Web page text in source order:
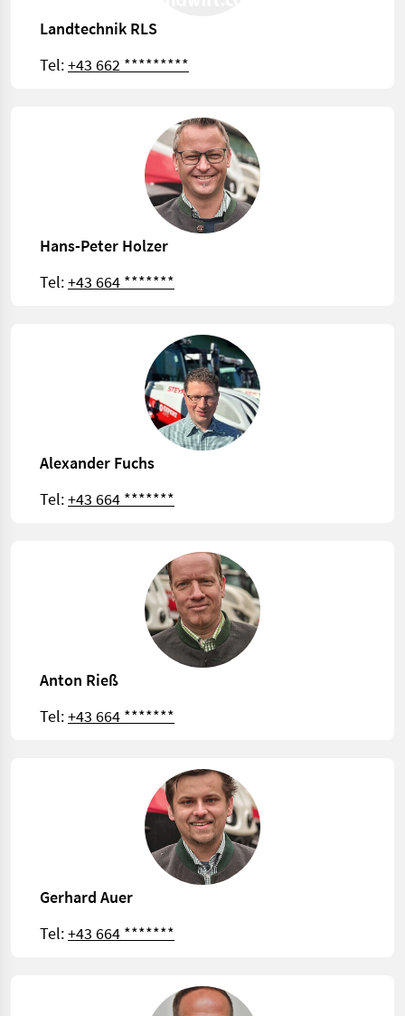
Landtechnik RLS
Tel:+43 662 *********
Hans-Peter Holzer
Tel:+43 664 *******
Alexander Fuchs
Tel:+43 664 *******
Anton Rieß
Tel:+43 664 *******
Gerhard Auer
Tel:+43 664 *******